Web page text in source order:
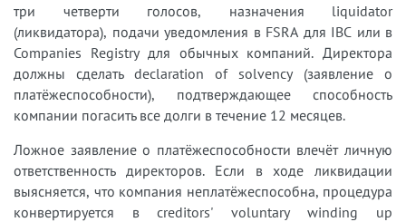
три четверти голосов, назначения liquidator
(ликвидатора), подачи уведомления в FSRA для IBC или в
Companies Registry для обычных компаний. Директора
должны сделать declaration of solvency (заявление о
платёжеспособности), подтверждающее способность
компании погасить все долги в течение 12 месяцев.
Ложное заявление о платёжеспособности влечёт личную
ответственность директоров. Если в ходе ликвидации
выясняется, что компания неплатёжеспособна, процедура
конвертируется в creditors' voluntary winding up